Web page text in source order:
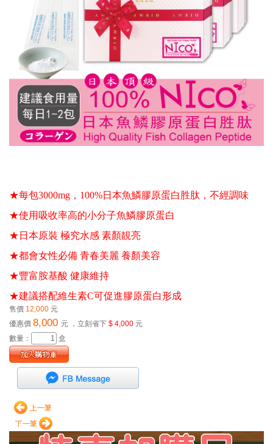
★每包3000mg，100%日本魚鱗膠原蛋白胜肽 ，不經調味
★使用吸收率高的小分子魚鱗膠原蛋白
★日本原裝 極究水感 素顏靚亮
★都會女性必備 青春美麗 養顏美容
★豐富胺基酸 健康維持
★建議搭配維生素C可促進膠原蛋白形成
售價 12,000 元
優惠價 8,000 元 ，立刻省下 $ 4,000 元
數量：
盒